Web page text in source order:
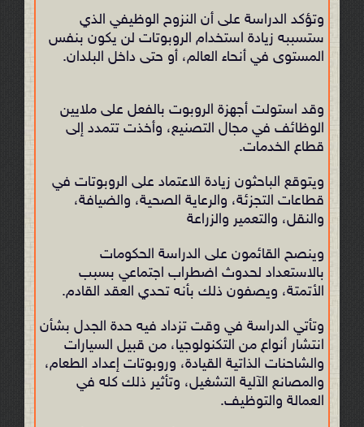
وتؤكد الدراسة على أن النزوح الوظيفي الذي
ستسببه زيادة استخدام الروبوتات لن يكون بنفس
المستوى في أنحاء العالم، أو حتى داخل البلدان.
وقد استولت أجهزة الروبوت بالفعل على ملايين
الوظائف في مجال التصنيع، وأخذت تتمدد إلى
قطاع الخدمات.
ويتوقع الباحثون زيادة الاعتماد على الروبوتات في
قطاعات التجزئة، والرعاية الصحية، والضيافة،
والنقل، والتعمير والزراعة
وينصح القائمون على الدراسة الحكومات
بالاستعداد لحدوث اضطراب اجتماعي بسبب
الأتمتة، ويصفون ذلك بأنه تحدي العقد القادم.
وتأتي الدراسة في وقت تزداد فيه حدة الجدل بشأن
انتشار أنواع من التكنولوجيا، من قبيل السيارات
والشاحنات الذاتية القيادة، وروبوتات إعداد الطعام،
والمصانع الآلية التشغيل، وتأثير ذلك كله في
العمالة والتوظيف.